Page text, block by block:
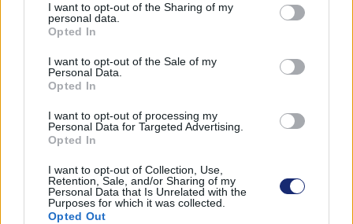
not limited to your visit or usage behaviour. You may click to
grant or deny consent to Google and its third-party tags to
use your data for below specified purposes in below Google
consent section.
I want to opt-out of the Sharing of my
personal data.
Opted In
I want to opt-out of the Sale of my
Personal Data.
Opted In
I want to opt-out of processing my
Personal Data for Targeted Advertising.
Opted In
I want to opt-out of Collection, Use,
Retention, Sale, and/or Sharing of my
Personal Data that Is Unrelated with the
Purposes for which it was collected.
Opted Out
Példátlan energiakrízis előtt áll az ország - így próbál
segíteni a Magyar Telekom
| 2026.07.31 16:41
Rendkívüli intézkedésekkel csökkenti energiafogyasztását a
szolgáltató augusztus első felében.